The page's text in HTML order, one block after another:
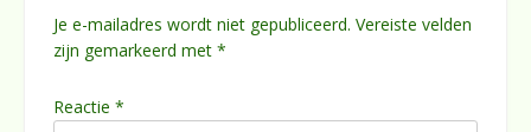
Je e-mailadres wordt niet gepubliceerd. Vereiste velden
zijn gemarkeerd met *
Reactie *